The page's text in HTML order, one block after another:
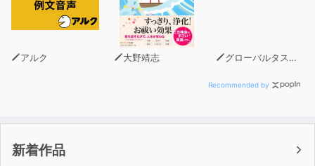
Day2：part3 & part4（会話問題＆説明文問題）
Day3：part5（短文穴埋め問題）
Day4：part6（長文穴埋め問題）
Day6：part7ダブルパッセージ、トリプルパッセージ
川浩）
アルク 大野靖志 グローバルタスクフォース(著)
Recommended by
新着作品